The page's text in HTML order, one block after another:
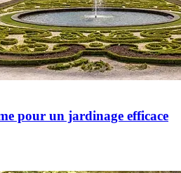
pour un jardinage efficace